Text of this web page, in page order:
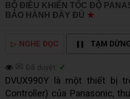
BỘ ĐIỀU KHIỂN TỐC ĐỘ
BẢO HÀNH ĐẦY ĐỦ ★
▷ NGHE ĐỌC TẠM
✉ Đã duyệt: ✓
DVUX990Y là một thiết bị
Controller) của Panasonic,